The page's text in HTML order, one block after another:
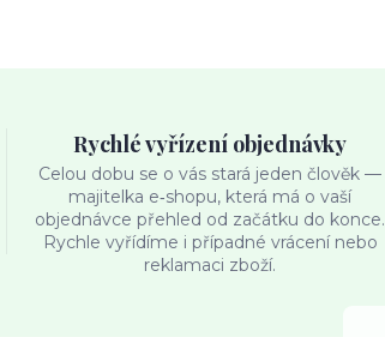
Rychlé vyřízení objednávky
Celou dobu se o vás stará jeden člověk —
majitelka e‑shopu, která má o vaší
objednávce přehled od začátku do konce.
Rychle vyřídíme i případné vrácení nebo
reklamaci zboží.